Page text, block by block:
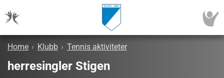
Home › Klubb › Tennis aktiviteter
herresingler Stigen